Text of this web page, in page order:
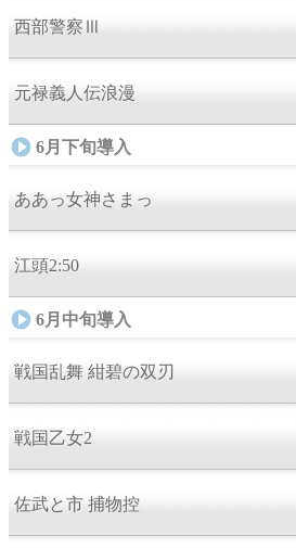
西部警察Ⅲ
元禄義人伝浪漫
6月下旬導入
ああっ女神さまっ
江頭2:50
6月中旬導入
戦国乱舞 紺碧の双刃
戦国乙女2
佐武と市 捕物控